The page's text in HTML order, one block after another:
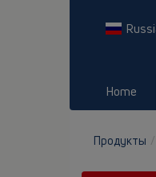
Home
Продукты